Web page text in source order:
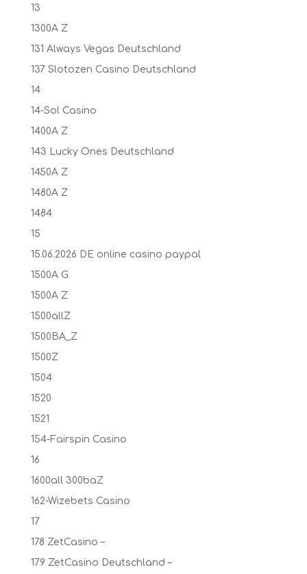
13
1300A Z
131 Always Vegas Deutschland
137 Slotozen Casino Deutschland
14
14-Sol Casino
1400A Z
143 Lucky Ones Deutschland
1450A Z
1480A Z
1484
15
15.06.2026 DE online casino paypal
1500A G
1500A Z
1500allZ
1500BA_Z
1500Z
1504
1520
1521
154-Fairspin Casino
16
1600all 300baZ
162-Wizebets Casino
17
178 ZetCasino –
179 ZetCasino Deutschland –